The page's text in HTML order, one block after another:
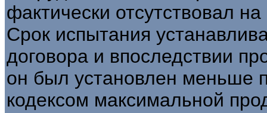
фактически отсутствовал
Срок испытания
договора и впоследствии
он был установлен меньше
кодексом максимальной